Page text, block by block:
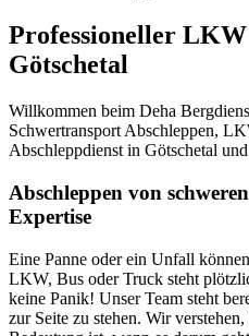
Professioneller
Götschetal
Willkommen beim Deha
Schwertransport Abschleppen,
Abschleppdienst in Götschetal
Abschleppen von
Expertise
Eine Panne oder ein Unfall
LKW, Bus oder Truck steht
keine Panik! Unser Team steht
zur Seite zu stehen. Wir